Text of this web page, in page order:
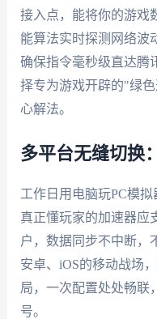
接入点，能将你的游戏
能算法实时探测网络波
确保指令毫秒级直达腾
择专为游戏开辟的"绿
心解法。
多平台无缝切换
工作日用电脑玩PC模拟
真正懂玩家的加速器应
户，数据同步不中断，
安卓、iOS的移动战场
局，一次配置处处畅联
号。